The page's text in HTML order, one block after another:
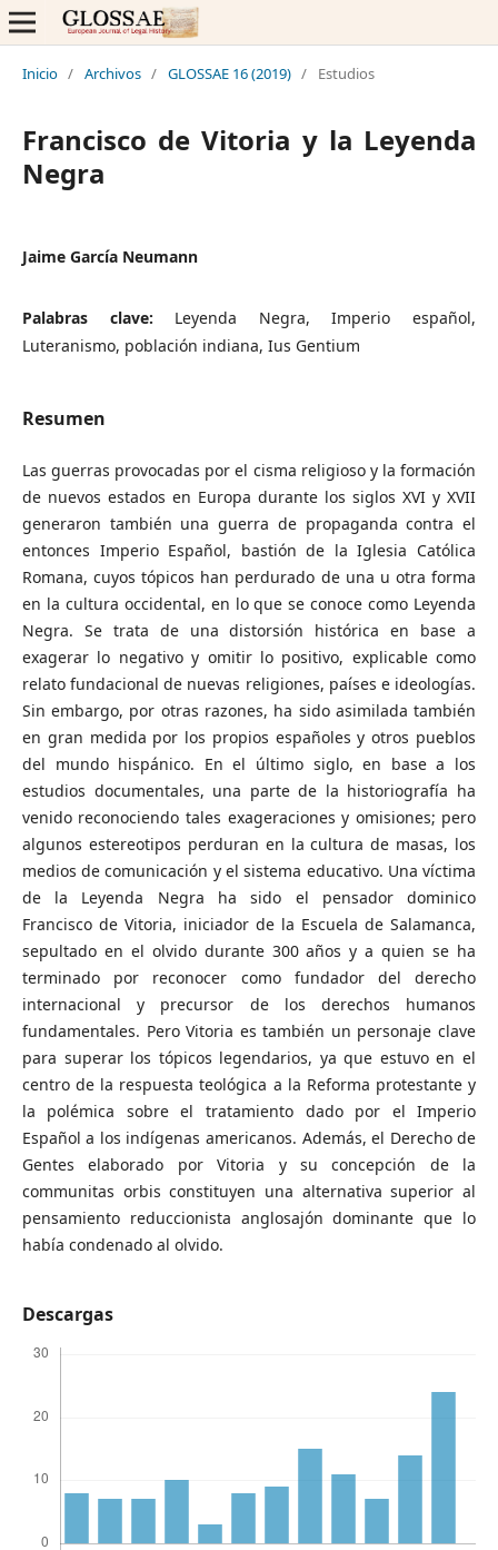
Inicio / Archivos / GLOSSAE 16 (2019) / Estudios
Francisco de Vitoria y la Leyenda
Negra
Jaime García Neumann
Palabras clave: Leyenda Negra, Imperio español,
Luteranismo, población indiana, Ius Gentium
Resumen
Las guerras provocadas por el cisma religioso y la formación
de nuevos estados en Europa durante los siglos XVI y XVII
generaron también una guerra de propaganda contra el
entonces Imperio Español, bastión de la Iglesia Católica
Romana, cuyos tópicos han perdurado de una u otra forma
en la cultura occidental, en lo que se conoce como Leyenda
Negra. Se trata de una distorsión histórica en base a
exagerar lo negativo y omitir lo positivo, explicable como
relato fundacional de nuevas religiones, países e ideologías.
Sin embargo, por otras razones, ha sido asimilada también
en gran medida por los propios españoles y otros pueblos
del mundo hispánico. En el último siglo, en base a los
estudios documentales, una parte de la historiografía ha
venido reconociendo tales exageraciones y omisiones; pero
algunos estereotipos perduran en la cultura de masas, los
medios de comunicación y el sistema educativo. Una víctima
de la Leyenda Negra ha sido el pensador dominico
Francisco de Vitoria, iniciador de la Escuela de Salamanca,
sepultado en el olvido durante 300 años y a quien se ha
terminado por reconocer como fundador del derecho
internacional y precursor de los derechos humanos
fundamentales. Pero Vitoria es también un personaje clave
para superar los tópicos legendarios, ya que estuvo en el
centro de la respuesta teológica a la Reforma protestante y
la polémica sobre el tratamiento dado por el Imperio
Español a los indígenas americanos. Además, el Derecho de
Gentes elaborado por Vitoria y su concepción de la
communitas orbis constituyen una alternativa superior al
pensamiento reduccionista anglosajón dominante que lo
había condenado al olvido.
Descargas